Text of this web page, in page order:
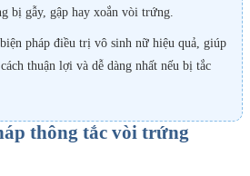
bị gẫy, gập hay xoắn vòi trứng.
pháp điều trị vô sinh nữ hiệu quả, giúp
thuận lợi và dễ dàng nhất nếu bị tắc
thông tắc vòi trứng